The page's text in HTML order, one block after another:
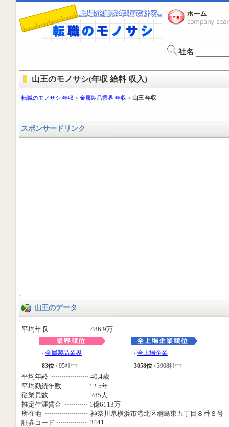
社名
山王のモノサシ(年収 給料 収入)
転職のモノサシ 年収 > 金属製品業界 年収 > 山王 年収
スポンサードリンク
山王のデータ
平均年収 486.9万
金属製品業界
83位 / 95社中
全上場企業
3058位 / 3908社中
平均年齢
40.4歳
平均勤続年数
12.5年
従業員数
285人
推定生涯賃金
1億6113万
所在地
神奈川県横浜市港北区綱島東五丁目８番８号
証券コード
3441